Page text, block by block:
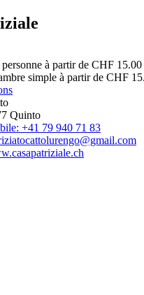
personne à partir de CHF 15.00
simple à partir de CHF
Quinto
+41 79 940 71 83